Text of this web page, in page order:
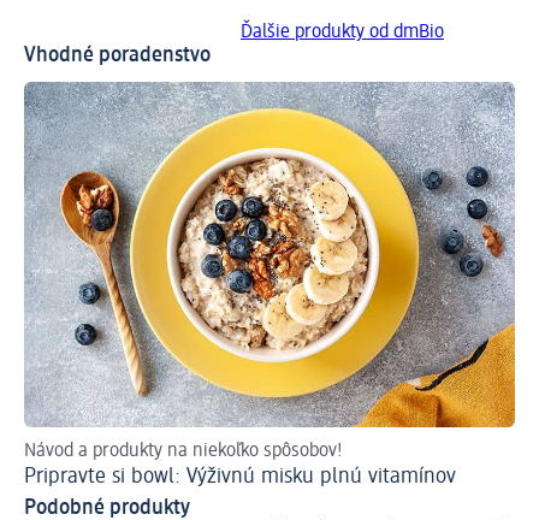
Ďalšie produkty od dmBio
Vhodné poradenstvo
Návod a produkty na niekoľko spôsobov!
Pripravte si bowl: Výživnú misku plnú vitamínov
Podobné produkty